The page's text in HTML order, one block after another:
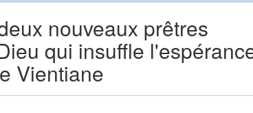
nouveaux prêtres
qui insuffle
Vientiane